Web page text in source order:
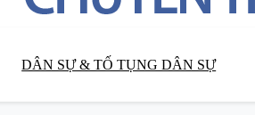
DÂN SỰ & TỐ TỤNG DÂN SỰ